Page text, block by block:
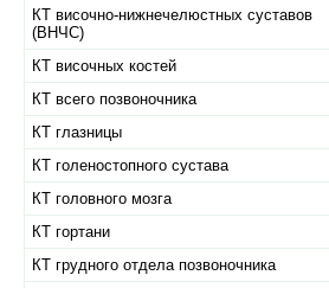
КТ височно-нижнечелюстных суставов
(ВНЧС)
КТ височных костей
КТ всего позвоночника
КТ глазницы
КТ голеностопного сустава
КТ головного мозга
КТ гортани
КТ грудного отдела позвоночника